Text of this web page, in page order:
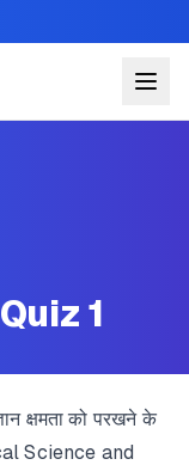
1
क्षमता को परखने के
Science and